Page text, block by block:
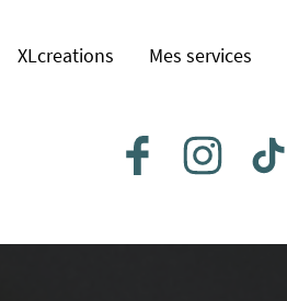
XLcreations Mes services